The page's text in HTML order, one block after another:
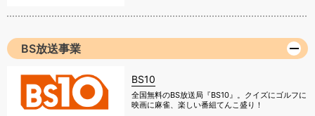
BS放送事業
BS10
全国無料のBS放送局『BS10』。クイズにゴルフに
映画に麻雀、楽しい番組てんこ盛り！